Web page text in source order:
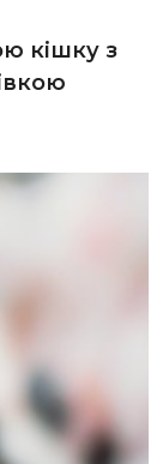
кішку з